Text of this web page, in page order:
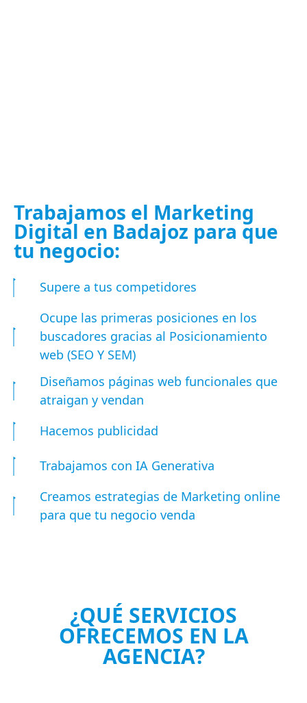
Trabajamos el Marketing
Digital en Badajoz para que
tu negocio:
Supere a tus competidores
Ocupe las primeras posiciones en los
buscadores gracias al Posicionamiento
web (SEO Y SEM)
Diseñamos páginas web funcionales que
atraigan y vendan
Hacemos publicidad
Trabajamos con IA Generativa
Creamos estrategias de Marketing online
para que tu negocio venda
¿QUÉ SERVICIOS
OFRECEMOS EN LA
AGENCIA?